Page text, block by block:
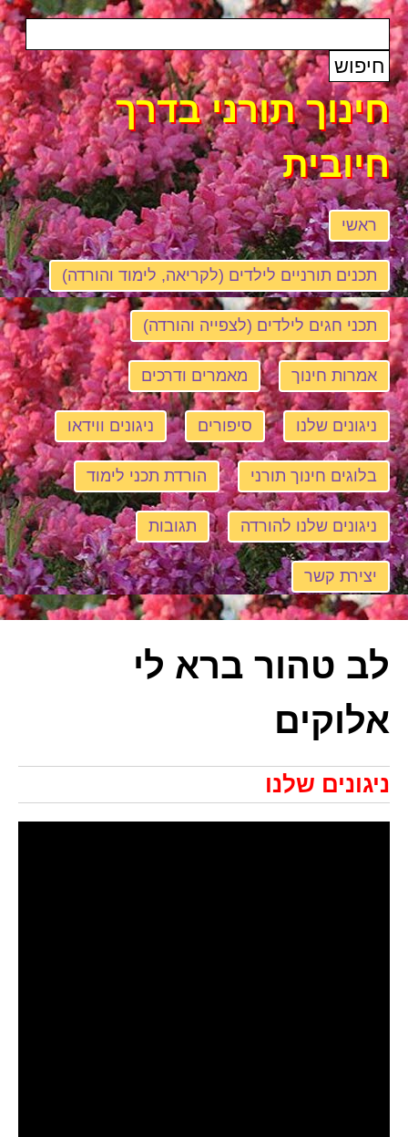
חינוך תורני בדרך
חיובית
ראשי
תכנים תורניים לילדים (לקריאה, לימוד והורדה)
תכני חגים לילדים (לצפייה והורדה)
אמרות חינוך מאמרים ודרכים
ניגונים שלנו סיפורים ניגונים ווידאו
בלוגים חינוך תורני הורדת תכני לימוד
ניגונים שלנו להורדה תגובות
יצירת קשר
לב טהור ברא לי
אלוקים
ניגונים שלנו